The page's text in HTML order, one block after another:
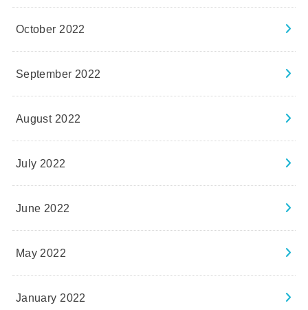
October 2022
September 2022
August 2022
July 2022
June 2022
May 2022
January 2022